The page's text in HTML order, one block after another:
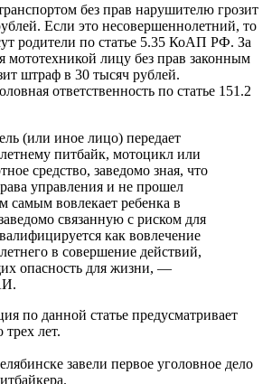
без прав нарушителю грозит
Если это несовершеннолетний, то
родители по статье 5.35 КоАП РФ. За
мототехникой лицу без прав законным
штраф в 30 тысяч рублей.
ответственность по статье 151.2
(или иное лицо) передает
питбайк, мотоцикл или
средство, заведомо зная, что
управления и не прошел
самым вовлекает ребенка в
связанную с риском для
как вовлечение
в совершение действий,
опасность для жизни, —
по данной статье предусматривает
лет.
завели первое уголовное дело